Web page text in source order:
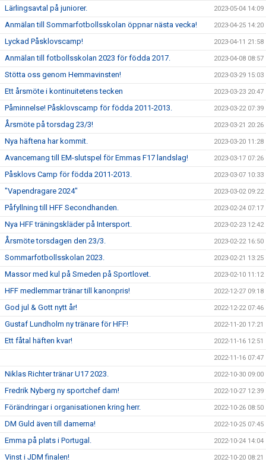
Lärlingsavtal på juniorer. 2023-05-04 14:09
Anmälan till Sommarfotbollsskolan öppnar nästa vecka! 2023-04-25 14:20
Lyckad Påsklovscamp! 2023-04-11 21:58
Anmälan till fotbollsskolan 2023 för födda 2017. 2023-04-08 08:57
Stötta oss genom Hemmavinsten! 2023-03-29 15:03
Ett årsmöte i kontinuitetens tecken 2023-03-23 20:47
Påminnelse! Påsklovscamp för födda 2011-2013. 2023-03-22 07:39
Årsmöte på torsdag 23/3! 2023-03-21 20:26
Nya häftena har kommit. 2023-03-20 11:28
Avancemang till EM-slutspel för Emmas F17 landslag! 2023-03-17 07:26
Påsklovs Camp för födda 2011-2013. 2023-03-07 10:33
"Vapendragare 2024" 2023-03-02 09:22
Påfyllning till HFF Secondhanden. 2023-02-24 07:17
Nya HFF träningskläder på Intersport. 2023-02-23 12:42
Årsmöte torsdagen den 23/3. 2023-02-22 16:50
Sommarfotbollsskolan 2023. 2023-02-21 13:25
Massor med kul på Smeden på Sportlovet. 2023-02-10 11:12
HFF medlemmar tränar till kanonpris! 2022-12-27 09:18
God jul & Gott nytt år! 2022-12-22 07:46
Gustaf Lundholm ny tränare för HFF! 2022-11-20 17:21
Ett fåtal häften kvar! 2022-11-16 12:51
2022-11-16 07:47
Niklas Richter tränar U17 2023. 2022-10-30 09:00
Fredrik Nyberg ny sportchef dam! 2022-10-27 12:39
Förändringar i organisationen kring herr. 2022-10-26 08:50
DM Guld även till damerna! 2022-10-25 07:45
Emma på plats i Portugal. 2022-10-24 14:04
Vinst i JDM finalen! 2022-10-20 08:21